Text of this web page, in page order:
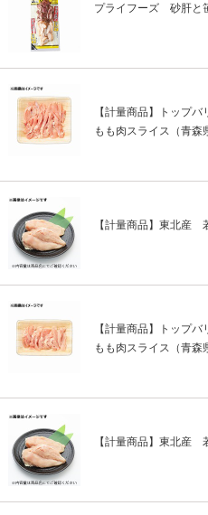
プライフーズ 砂肝と
【計量商品】トップ
もも肉スライス（青森
【計量商品】東北産
【計量商品】トップ
もも肉スライス（青森
【計量商品】東北産